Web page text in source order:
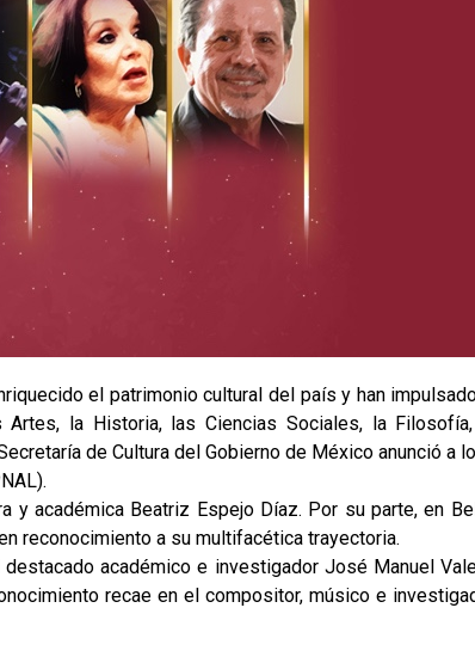
el patrimonio cultural del país y han
la Historia, las Ciencias Sociales, la
de Cultura del Gobierno de México anunció a
académica Beatriz Espejo Díaz. Por su parte, en
reconocimiento a su multifacética trayectoria.
académico e investigador José Manuel
recae en el compositor, músico e